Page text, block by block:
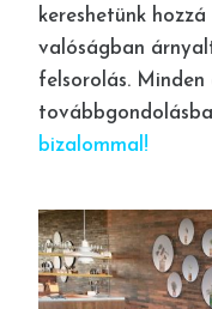
kereshetünk
valóságban
felsorolás. Minden
bizalommal !